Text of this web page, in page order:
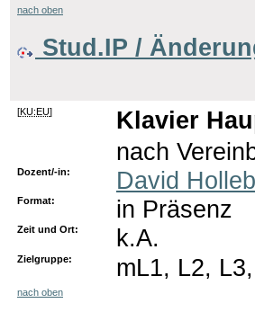
nach oben
Stud.IP /
[KU:EU]
Klavier
nach
Dozent/-in: David
Format: in Präsenz
Zeit und Ort: k.A.
Zielgruppe: mL1, L2,
nach oben